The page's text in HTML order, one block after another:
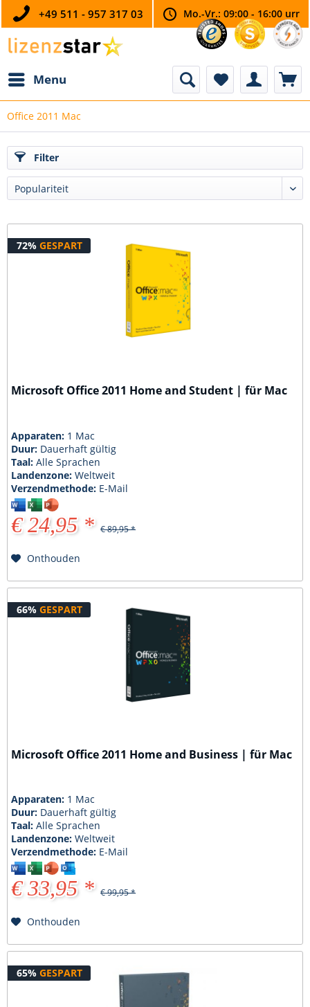
+49 511 - 957 317 03 Mo.-Vr.: 09:00 - 16:00 urr
Menu
Office 2011 Mac
Filter
72% GESPART
Microsoft Office 2011 Home and Student | für Mac
Apparaten: 1 Mac
Duur: Dauerhaft gültig
Taal:Alle Sprachen
Landenzone:Weltweit
Verzendmethode: E-Mail
€ 24,95 * € 89,95 *
Onthouden
66% GESPART
Microsoft Office 2011 Home and Business | für Mac
Apparaten: 1 Mac
Duur: Dauerhaft gültig
Taal:Alle Sprachen
Landenzone:Weltweit
Verzendmethode: E-Mail
€ 33,95 * € 99,95 *
Onthouden
65% GESPART